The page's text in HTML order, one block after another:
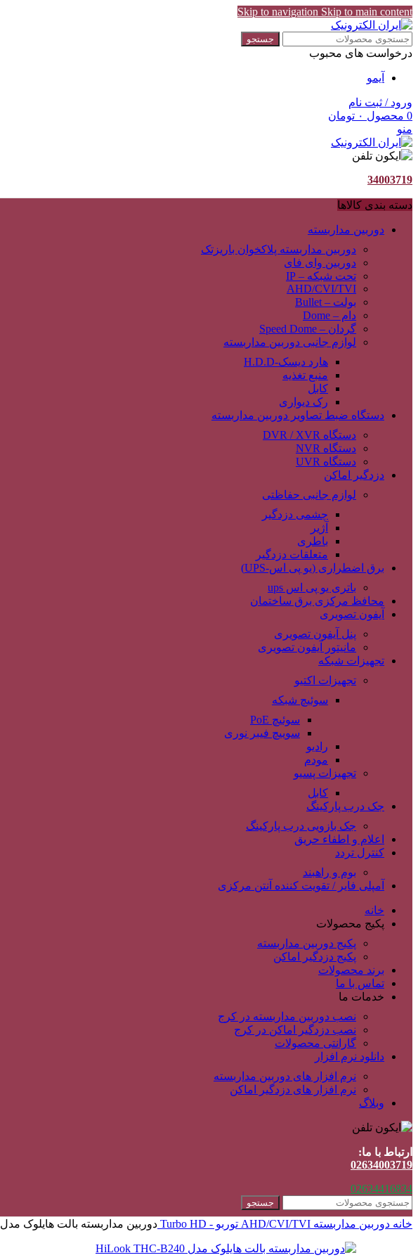
Skip to navigation Skip to main content
جستجو
درخواست های محبوب
آیمو
ورود / ثبت نام
0 محصول ۰ تومان
منو
34003719
دسته بندی کالاها
دوربین مداربسته
دوربین مداربسته پلاکخوان باریزتک
دوربین وای فای
تحت شبکه – IP
AHD/CVI/TVI
بولت – Bullet
دام – Dome
گردان – Speed Dome
لوازم جانبی دوربین مداربسته
هارد دیسک-H.D.D
منبع تغذیه
کابل
رک دیواری
دستگاه ضبط تصاویر دوربین مداربسته
دستگاه DVR / XVR
دستگاه NVR
دستگاه UVR
دزدگیر اماکن
لوازم جانبی حفاظتی
چشمی دزدگیر
آژیر
باطری
متعلقات دزدگیر
برق اضطراری (یو پی اس-UPS)
باتری یو پی اس ups
محافظ مرکزی برق ساختمان
آیفون تصویری
پنل آیفون تصویری
مانیتور آیفون تصویری
تجهیزات شبکه
تجهیزات اکتیو
سوئیچ شبکه
سوئیچ PoE
سوییچ فیبر نوری
رادیو
مودم
تجهیزات پسیو
کابل
جک درب پارکینگ
جک بازویی درب پارکینگ
اعلام و اطفاء حریق
کنترل تردد
بوم و راهبند
آمپلی فایر / تقویت کننده آنتن مرکزی
خانه
پکیج محصولات
پکیج دوربین مداربسته
پکیج دزدگیر اماکن
برند محصولات
تماس با ما
خدمات ما
نصب دوربین مداربسته در کرج
نصب دزدگیر اماکن در کرج
گارانتی محصولات
دانلود نرم افزار
نرم افزار های دوربین مداربسته
نرم افزار های دزدگیر اماکن
وبلاگ
ارتباط با ما:
02634003719
02634416834
جستجو
خانه دوربین مداربسته AHD/CVI/TVI توربو - Turbo HD دوربین مداربسته بالت هایلوک مدل HiLook THC-B240